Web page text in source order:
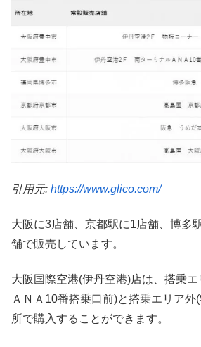
引用元: https://www.glico.com/
大阪に3店舗、京都駅に1店舗、博多
舗で販売しています。
大阪国際空港(伊丹空港)店は、搭乗
ＡＮＡ10番搭乗口前)と搭乗エリア外
所で購入することができます。